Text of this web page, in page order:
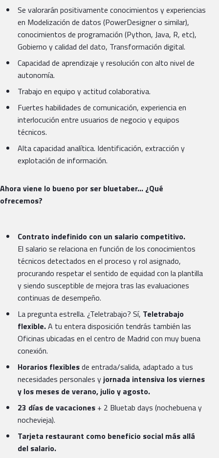
Se valorarán positivamente conocimientos y experiencias
en Modelización de datos (PowerDesigner o similar),
conocimientos de programación (Python, Java, R, etc),
Gobierno y calidad del dato, Transformación digital.
Capacidad de aprendizaje y resolución con alto nivel de
autonomía.
Trabajo en equipo y actitud colaborativa.
Fuertes habilidades de comunicación, experiencia en
interlocución entre usuarios de negocio y equipos
técnicos.
Alta capacidad analítica. Identificación, extracción y
explotación de información.
Ahora viene lo bueno por ser bluetaber… ¿Qué
ofrecemos?
Contrato indefinido con un salario competitivo.
El salario se relaciona en función de los conocimientos
técnicos detectados en el proceso y rol asignado,
procurando respetar el sentido de equidad con la plantilla
y siendo susceptible de mejora tras las evaluaciones
continuas de desempeño.
La pregunta estrella. ¿Teletrabajo? Sí, Teletrabajo
flexible.A tu entera disposición tendrás también las
Oficinas ubicadas en el centro de Madrid con muy buena
conexión.
Horarios flexiblesde entrada/salida, adaptado a tus
necesidades personales yjornada intensiva los viernes
y los meses de verano, julio y agosto.
23 días de vacaciones + 2 Bluetab days (nochebuena y
nochevieja).
Tarjeta restaurant como beneficio social más allá
del salario.